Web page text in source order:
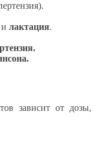
и лактация.
зависит от дозы,